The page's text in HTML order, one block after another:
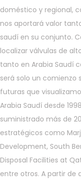
doméstico y regional,
nos aportará valor
saudí en su conjunto.
localizar válvulas de
tanto en Arabia Saudí
será solo un comienzo
futuras que
Arabia Saudí desde
suministrado más de
estratégicos como
Development, South
Disposal Facilities at
entre otros. A partir de